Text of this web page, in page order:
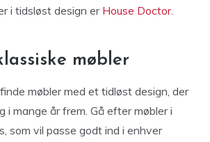
i tidsløst design er House Doctor.
møbler
møbler med et tidløst design, der
i mange år frem. Gå efter møbler i
som vil passe godt ind i enhver